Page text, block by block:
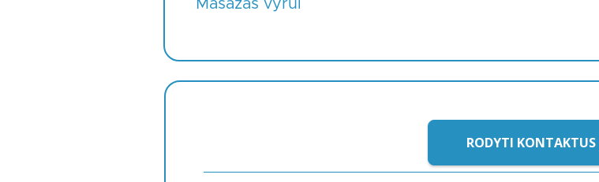
Masažas vyrui
RODYTI KONTAKTUS